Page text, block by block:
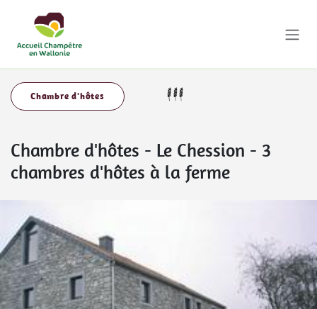
Chambre d'hôtes
Chambre d'hôtes - Le Chession - 3
chambres d'hôtes à la ferme